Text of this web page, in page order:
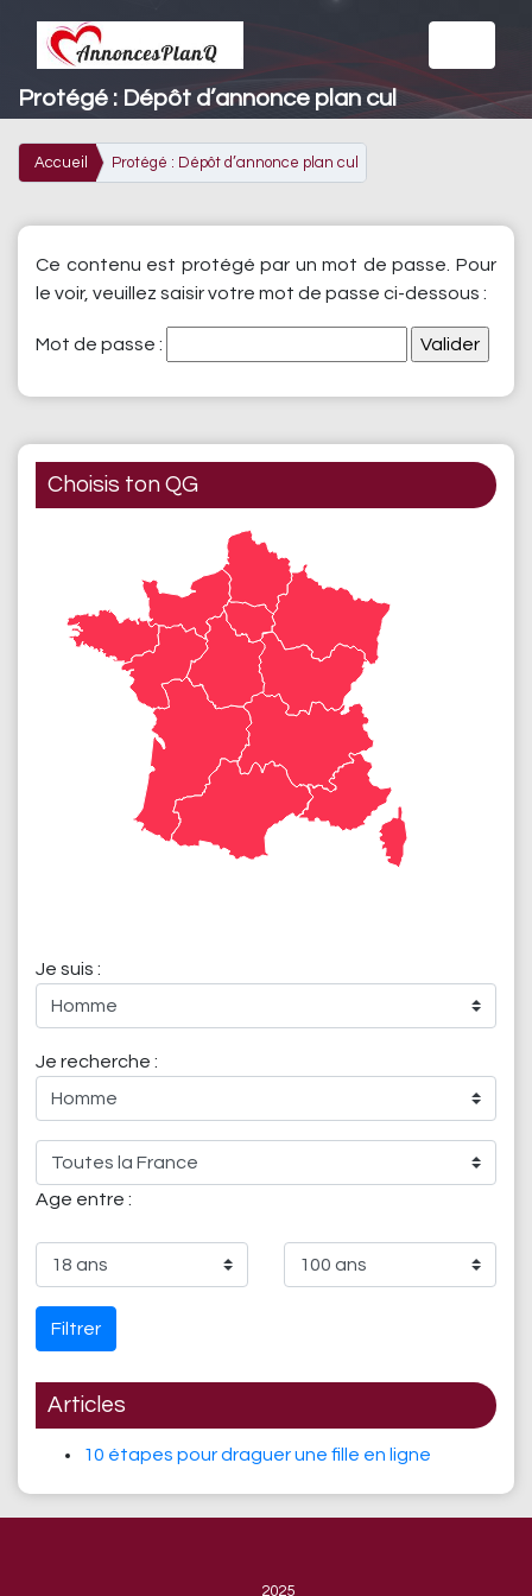
Protégé : Dépôt d’annonce plan cul
Accueil Protégé : Dépôt d’annonce plan cul
Ce contenu est protégé par un mot de passe. Pour
le voir, veuillez saisir votre mot de passe ci-dessous :
Mot de passe :
Choisis ton QG
Je suis :
Je recherche :
Age entre :
Filtrer
Articles
10 étapes pour draguer une fille en ligne
2025